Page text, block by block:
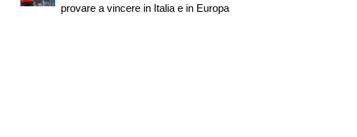
provare a vincere in Italia e in Europa